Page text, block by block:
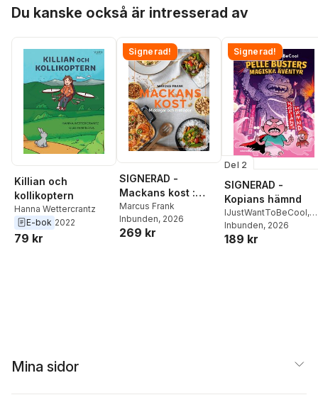
Du kanske också är intresserad av
Killian och
kollikoptern
Hanna Wettercrantz
E-bok 2022
79 kr
Signerad!
SIGNERAD -
Mackans kost :
Middagar och
matlådor
Marcus Frank
Inbunden, 2026
269 kr
Signerad!
Del 2
SIGNERAD -
Kopians hämnd
IJustWantToBeCool,
Joel Adolphson
Ejdemo Beer
Inbunden, 2026
189 kr
Mina sidor